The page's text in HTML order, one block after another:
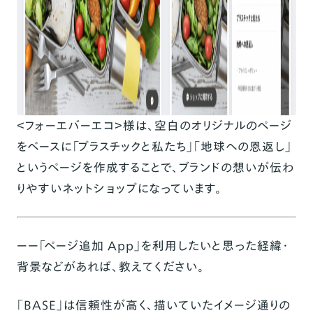
＜フォーエバーエコ＞様は、空白のオリジナルのページ
をベースに「プラスチックと私たち」「地球への恩返し」
というページを作成することで、ブランドの想いが伝わ
りやすいネットショップになっています。
ーー「ページ追加 App」を利用したいと思った経緯・
背景などがあれば、教えてください。
「BASE」は信頼性が高く、描いていたイメージ通りの